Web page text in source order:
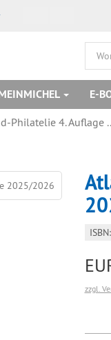
E-
Philatelie 4. Auflage
zzgl.